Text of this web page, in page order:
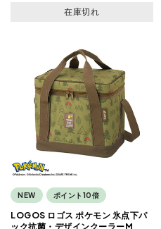
在庫切れ
NEW ポイント10倍
LOGOS ロゴス ポケモン 氷点下パ
ック抗菌・デザインクーラーM